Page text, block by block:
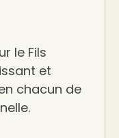
le Fils
et
chacun de